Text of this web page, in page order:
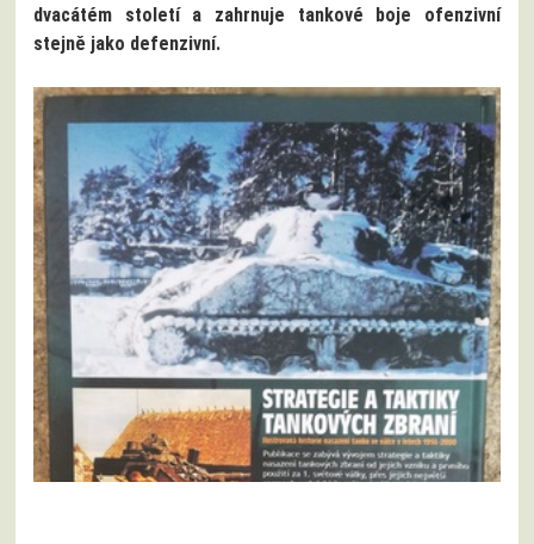
dvacátém století a zahrnuje tankové boje ofenzivní
stejně jako defenzivní.